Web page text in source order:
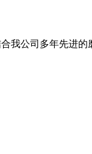
我公司多年先进